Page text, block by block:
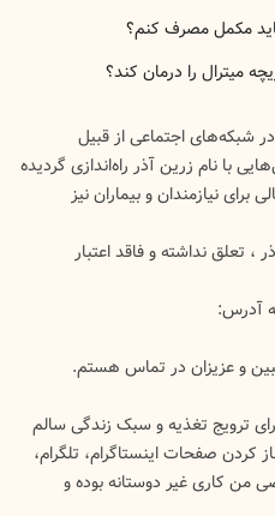
شبکه‌های اجتماعی از قبیل
با نام زرین آذر راه‌اندازی گردیده
نیازمندان و بیماران نیز
، تعلق نداشته و فاقد اعتبار
آدرس:
و عزیزان در تماس هستم.
ترویج تغذیه و سبک زندگی سالم
کردن صفحات اینستاگرام، تلگرام،
من کاری غیر دوستانه بوده و